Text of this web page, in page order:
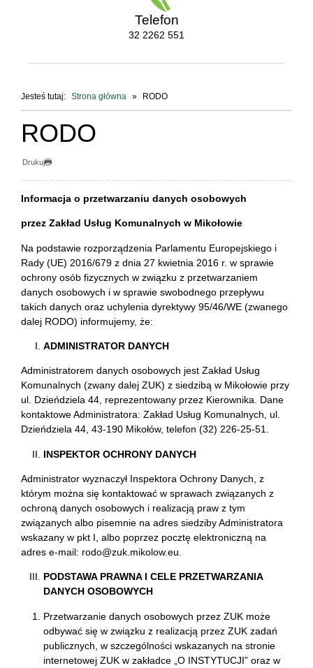
Telefon
32 2262 551
Jesteś tutaj: Strona główna RODO
RODO
Drukuj
Informacja o przetwarzaniu danych osobowych
przez Zakład Usług Komunalnych w Mikołowie
Na podstawie rozporządzenia Parlamentu Europejskiego i
Rady (UE) 2016/679 z dnia 27 kwietnia 2016 r. w sprawie
ochrony osób fizycznych w związku z przetwarzaniem
danych osobowych i w sprawie swobodnego przepływu
takich danych oraz uchylenia dyrektywy 95/46/WE (zwanego
dalej RODO) informujemy, że:
ADMINISTRATOR DANYCH
Administratorem danych osobowych jest Zakład Usług
Komunalnych (zwany dalej ZUK) z siedzibą w Mikołowie przy
ul. Dzieńdziela 44, reprezentowany przez Kierownika. Dane
kontaktowe Administratora: Zakład Usług Komunalnych, ul.
Dzieńdziela 44, 43-190 Mikołów, telefon (32) 226-25-51.
INSPEKTOR OCHRONY DANYCH
Administrator wyznaczył Inspektora Ochrony Danych, z
którym można się kontaktować w sprawach związanych z
ochroną danych osobowych i realizacją praw z tym
związanych albo pisemnie na adres siedziby Administratora
wskazany w pkt I, albo poprzez pocztę elektroniczną na
adres e-mail: rodo@zuk.mikolow.eu.
PODSTAWA PRAWNA I CELE PRZETWARZANIA
DANYCH OSOBOWYCH
Przetwarzanie danych osobowych przez ZUK może
odbywać się w związku z realizacją przez ZUK zadań
publicznych, w szczególności wskazanych na stronie
internetowej ZUK w zakładce „O INSTYTUCJI” oraz w